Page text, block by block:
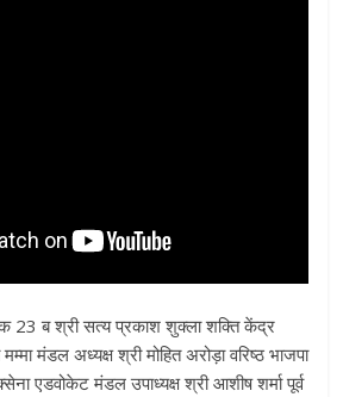
23 ब श्री सत्य प्रकाश शुक्ला शक्ति केंद्र
मंडल अध्यक्ष श्री मोहित अरोड़ा वरिष्ठ भाजपा
एडवोकेट मंडल उपाध्यक्ष श्री आशीष शर्मा पूर्व